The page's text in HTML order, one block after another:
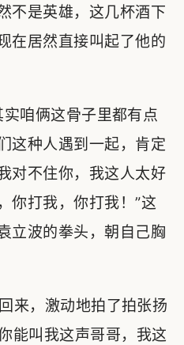
不是英雄，这几杯酒下
在居然直接叫起了他的
咱俩这骨子里都有点
这种人遇到一起，肯定
对不住你，我这人太好
你打我，你打我！”这
立波的拳头，朝自己胸
来，激动地拍了拍张扬
能叫我这声哥哥，我这